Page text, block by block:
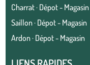
Charrat · Dépot - Magasin
Saillon · Dépot - Magasin
Ardon · Dépot - Magasin